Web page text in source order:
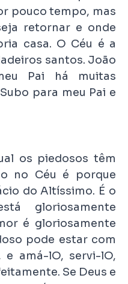
pouco tempo, mas
retornar e onde
casa. O Céu é a
santos. João
Pai há muitas
para meu Pai e
os piedosos têm
no Céu é porque
do Altíssimo. É o
gloriosamente
é gloriosamente
pode estar com
e amá-lO, servi-lO,
Se Deus e